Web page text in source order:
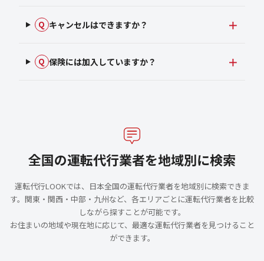
Q キャンセルはできますか？
Q 保険には加入していますか？
全国の運転代行業者を地域別に検索
運転代行LOOKでは、日本全国の運転代行業者を地域別に検索できま
す。関東・関西・中部・九州など、各エリアごとに運転代行業者を比較
しながら探すことが可能です。
お住まいの地域や現在地に応じて、最適な運転代行業者を見つけること
ができます。